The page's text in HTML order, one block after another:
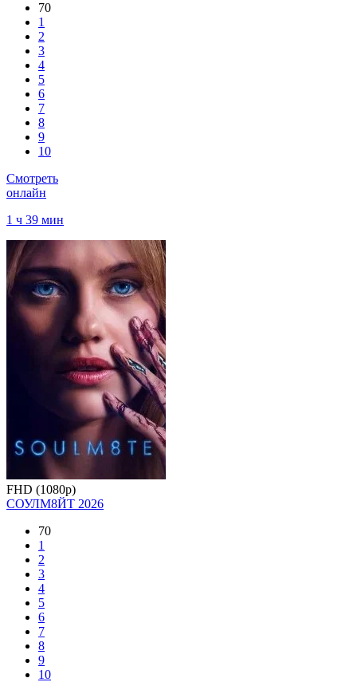
70
1
2
3
4
5
6
7
8
9
10
Смотреть
онлайн
1 ч 39 мин
FHD (1080p)
СОУЛМ8ЙТ 2026
70
1
2
3
4
5
6
7
8
9
10